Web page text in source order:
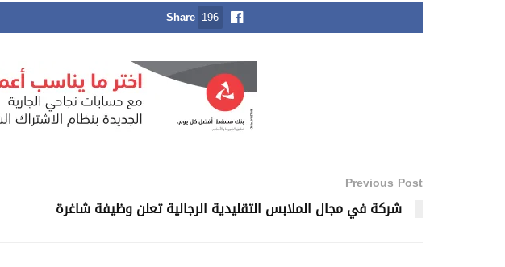
Share 196
Previous Post
شركة في مجال الملابس التقليدية الرجالية تعلن وظيفة شاغرة